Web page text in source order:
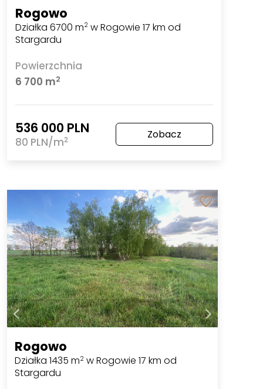
Rogowo
Działka 6700 m2 w Rogowie 17 km od
Stargardu
Powierzchnia
6 700 m2
536 000 PLN
80 PLN/m2 Zobacz
Rogowo
Działka 1435 m2 w Rogowie 17 km od
Stargardu